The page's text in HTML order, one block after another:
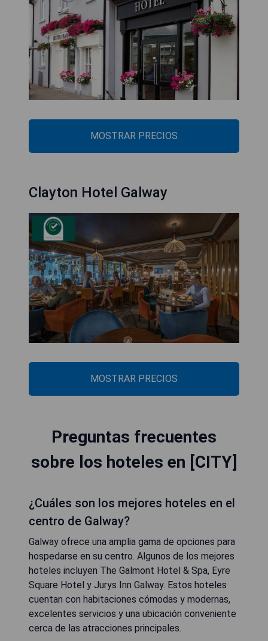
MOSTRAR PRECIOS
Clayton Hotel Galway
MOSTRAR PRECIOS
Preguntas frecuentes
sobre los hoteles en [CITY]
¿Cuáles son los mejores hoteles en el
centro de Galway?
Galway ofrece una amplia gama de opciones para
hospedarse en su centro. Algunos de los mejores
hoteles incluyen The Galmont Hotel & Spa, Eyre
Square Hotel y Jurys Inn Galway. Estos hoteles
cuentan con habitaciones cómodas y modernas,
excelentes servicios y una ubicación conveniente
cerca de las atracciones principales.